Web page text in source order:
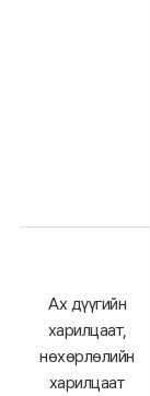
Ах дүүгийн
харилцаат,
нөхөрлөлийн
харилцаат